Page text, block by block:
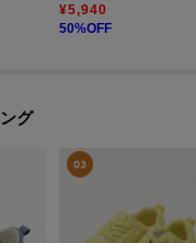
¥5,940
50%OFF
グ